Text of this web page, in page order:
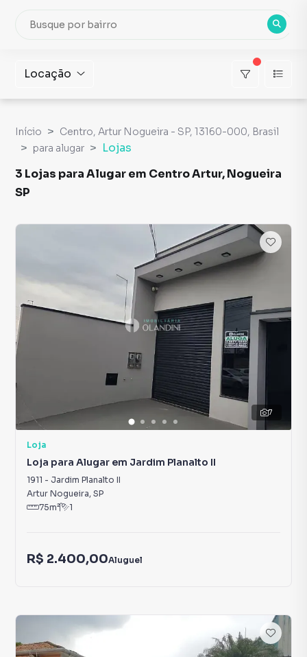
Locação
Início
Centro, Artur Nogueira - SP, 13160-000, Brasil
para alugar
Lojas
3 Lojas para Alugar em Centro Artur, Nogueira
SP
7
Loja
Loja para Alugar em Jardim Planalto II
1911 - Jardim Planalto II
Artur Nogueira, SP
75m² 1
R$ 2.400,00Aluguel